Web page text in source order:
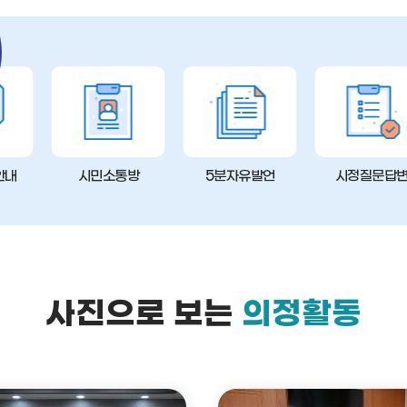
내 시민소통방 5분자유발언 시정질문답
사진으로 보는 의정활동